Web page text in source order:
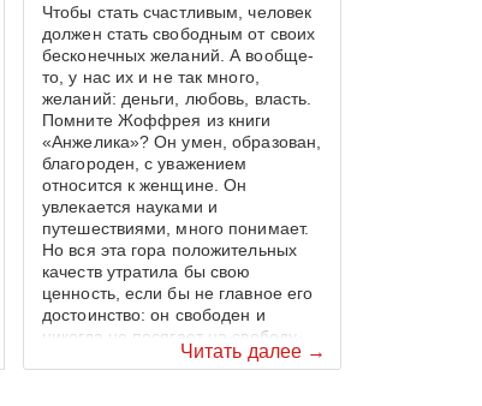
Читать далее →
Чтобы стать счастливым, человек
должен стать свободным от своих
бесконечных желаний. А вообще-
то, у нас их и не так много,
желаний: деньги, любовь, власть.
Помните Жоффрея из книги
«Анжелика»? Он умен, образован,
благороден, с уважением
относится к женщине. Он
увлекается науками и
путешествиями, много понимает.
Но вся эта гора положительных
качеств утратила бы свою
ценность, если бы не главное его
достоинство: он свободен и
никогда не посягает на свободу
другого. Как в мужчине, так и в